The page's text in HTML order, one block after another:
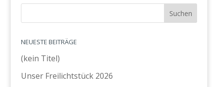
NEUESTE BEITRÄGE
(kein Titel)
Unser Freilichtstück 2026